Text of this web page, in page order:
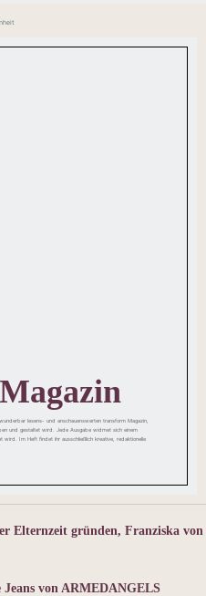
lesens- und anschauenswerten transform Magazin,
und gestaltet wird. Jede Ausgabe widmet sich einem
wird. Im Heft findet ihr ausschließlich kreative, redaktionelle
Elternzeit gründen, Franziska von
von ARMEDANGELS